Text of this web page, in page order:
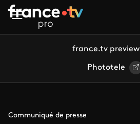
Aller au contenu principal
france.tv preview
Phototele
Communiqué de presse